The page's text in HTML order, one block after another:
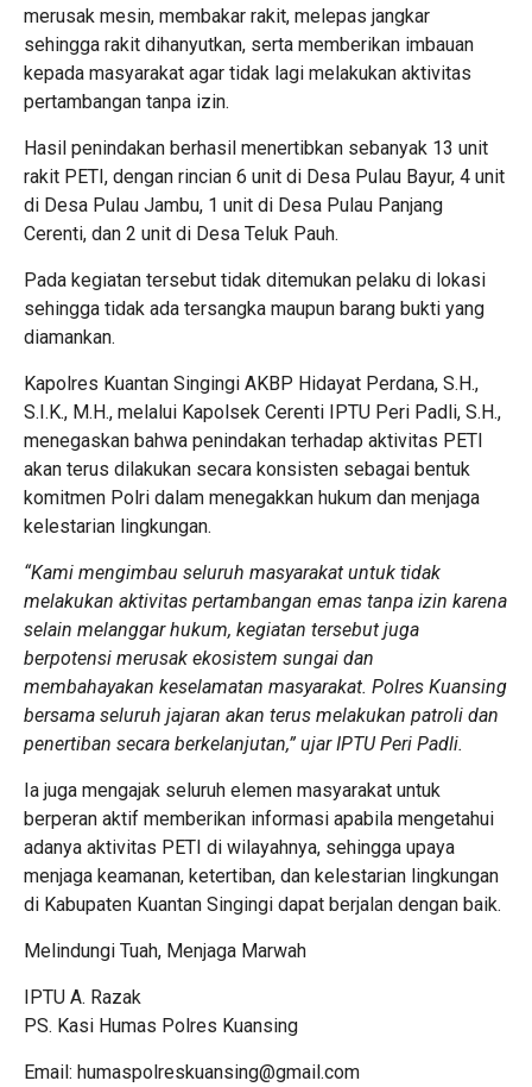
merusak mesin, membakar rakit, melepas jangkar
sehingga rakit dihanyutkan, serta memberikan imbauan
kepada masyarakat agar tidak lagi melakukan aktivitas
pertambangan tanpa izin.
Hasil penindakan berhasil menertibkan sebanyak 13 unit
rakit PETI, dengan rincian 6 unit di Desa Pulau Bayur, 4 unit
di Desa Pulau Jambu, 1 unit di Desa Pulau Panjang
Cerenti, dan 2 unit di Desa Teluk Pauh.
Pada kegiatan tersebut tidak ditemukan pelaku di lokasi
sehingga tidak ada tersangka maupun barang bukti yang
diamankan.
Kapolres Kuantan Singingi AKBP Hidayat Perdana, S.H.,
S.I.K., M.H., melalui Kapolsek Cerenti IPTU Peri Padli, S.H.,
menegaskan bahwa penindakan terhadap aktivitas PETI
akan terus dilakukan secara konsisten sebagai bentuk
komitmen Polri dalam menegakkan hukum dan menjaga
kelestarian lingkungan.
“Kami mengimbau seluruh masyarakat untuk tidak
melakukan aktivitas pertambangan emas tanpa izin karena
selain melanggar hukum, kegiatan tersebut juga
berpotensi merusak ekosistem sungai dan
membahayakan keselamatan masyarakat. Polres Kuansing
bersama seluruh jajaran akan terus melakukan patroli dan
penertiban secara berkelanjutan,” ujar IPTU Peri Padli.
Ia juga mengajak seluruh elemen masyarakat untuk
berperan aktif memberikan informasi apabila mengetahui
adanya aktivitas PETI di wilayahnya, sehingga upaya
menjaga keamanan, ketertiban, dan kelestarian lingkungan
di Kabupaten Kuantan Singingi dapat berjalan dengan baik.
Melindungi Tuah, Menjaga Marwah
IPTU A. Razak
PS. Kasi Humas Polres Kuansing
Email: humaspolreskuansing@gmail.com